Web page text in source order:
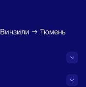
Винзили → Тюмень